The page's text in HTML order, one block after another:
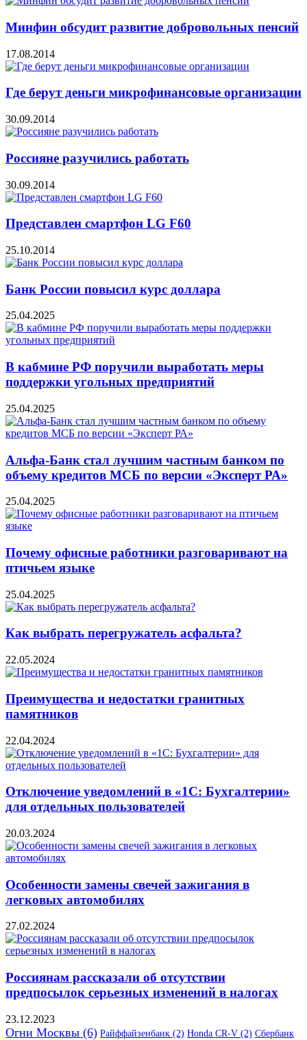
Минфин обсудит развитие добровольных пенсий
17.08.2014
Где берут деньги микрофинансовые организации
30.09.2014
Россияне разучились работать
30.09.2014
Представлен смартфон LG F60
25.10.2014
Банк России повысил курс доллара
25.04.2025
В кабмине РФ поручили выработать меры
поддержки угольных предприятий
25.04.2025
Альфа-Банк стал лучшим частным банком по
объему кредитов МСБ по версии «Эксперт РА»
25.04.2025
Почему офисные работники разговаривают на
птичьем языке
25.04.2025
Как выбрать перегружатель асфальта?
22.05.2024
Преимущества и недостатки гранитных
памятников
22.04.2024
Отключение уведомлений в «1С: Бухгалтерии»
для отдельных пользователей
20.03.2024
Особенности замены свечей зажигания в
легковых автомобилях
27.02.2024
Россиянам рассказали об отсутствии
предпосылок серьезных изменений в налогах
23.12.2023
Огни Москвы (6) Райффайзенбанк (2) Honda CR-V (2) Сбербанк